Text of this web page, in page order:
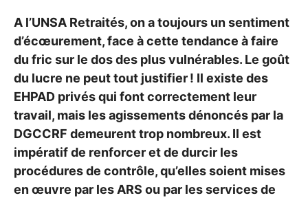
A l’UNSA Retraités, on a toujours un sentiment
d’écœurement, face à cette tendance à faire
du fric sur le dos des plus vulnérables. Le goût
du lucre ne peut tout justifier! Il existe des
EHPAD privés qui font correctement leur
travail, mais les agissements dénoncés par la
DGCCRF demeurent trop nombreux. Il est
impératif de renforcer et de durcir les
procédures de contrôle, qu’elles soient mises
en œuvre par lesARS ou par les services de